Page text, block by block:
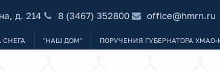
д. 214 8 (3467) 352800 office@hmrn.ru
СНЕГА "НАШ ДОМ" ПОРУЧЕНИЯ ГУБЕРНАТОРА